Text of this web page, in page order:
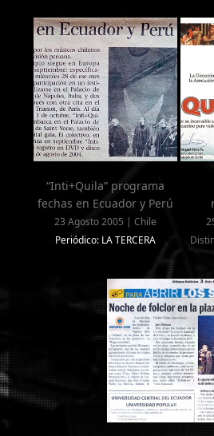
“Inti+Quila” programa
fechas en Ecuador y Perú
23 Agosto 2005 | Chile
Periódico: LA TERCERA